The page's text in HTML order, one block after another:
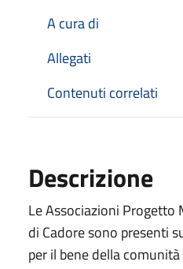
A cura di
Allegati
Contenuti correlati
Descrizione
Le Associazioni Progetto
di Cadore sono presenti
per il bene della